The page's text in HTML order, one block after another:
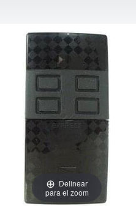
Delinear
para el zoom